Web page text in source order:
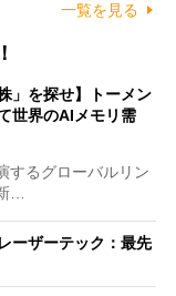
一覧を見る
」を探せ】トーメン
世界のAIメモリ需
するグローバルリン
…
ーザーテック：最先